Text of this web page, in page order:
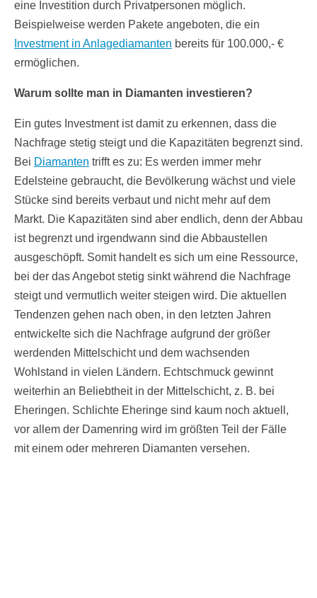
eine Investition durch Privatpersonen möglich.
Beispielweise werden Pakete angeboten, die ein
Investment in Anlagediamanten bereits für 100.000,- €
ermöglichen.
Warum sollte man in Diamanten investieren?
Ein gutes Investment ist damit zu erkennen, dass die
Nachfrage stetig steigt und die Kapazitäten begrenzt sind.
Bei Diamanten trifft es zu: Es werden immer mehr
Edelsteine gebraucht, die Bevölkerung wächst und viele
Stücke sind bereits verbaut und nicht mehr auf dem
Markt. Die Kapazitäten sind aber endlich, denn der Abbau
ist begrenzt und irgendwann sind die Abbaustellen
ausgeschöpft. Somit handelt es sich um eine Ressource,
bei der das Angebot stetig sinkt während die Nachfrage
steigt und vermutlich weiter steigen wird. Die aktuellen
Tendenzen gehen nach oben, in den letzten Jahren
entwickelte sich die Nachfrage aufgrund der größer
werdenden Mittelschicht und dem wachsenden
Wohlstand in vielen Ländern. Echtschmuck gewinnt
weiterhin an Beliebtheit in der Mittelschicht, z. B. bei
Eheringen. Schlichte Eheringe sind kaum noch aktuell,
vor allem der Damenring wird im größten Teil der Fälle
mit einem oder mehreren Diamanten versehen.